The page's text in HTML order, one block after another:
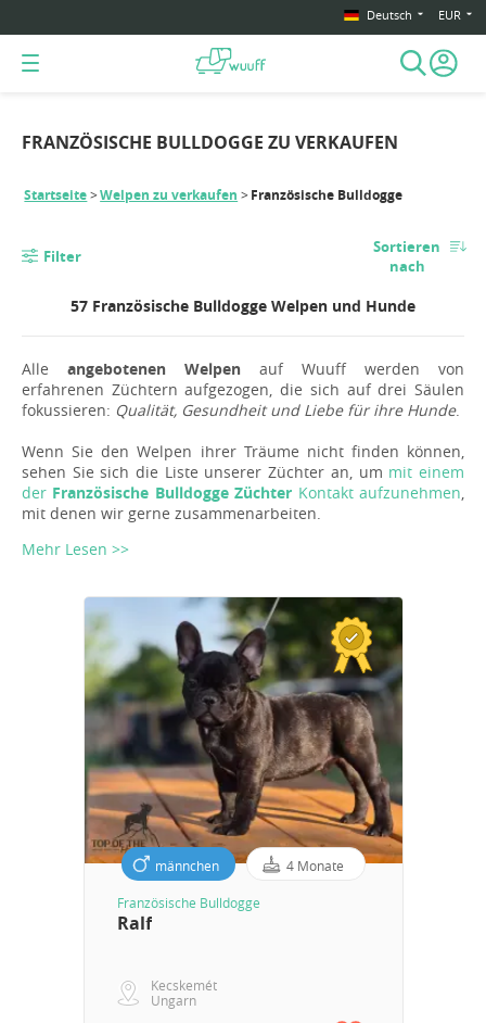
Deutsch EUR
FRANZÖSISCHE BULLDOGGE ZU VERKAUFEN
Startseite Welpen zu verkaufen Französische Bulldogge
Filter
Sortieren
nach
57 Französische Bulldogge Welpen und Hunde
Alle angebotenen Welpen auf Wuuff werden von
erfahrenen Züchtern aufgezogen, die sich auf drei Säulen
fokussieren: Qualität, Gesundheit und Liebe für ihre Hunde.
Wenn Sie den Welpen ihrer Träume nicht finden können,
sehen Sie sich die Liste unserer Züchter an, um mit einem
der Französische Bulldogge Züchter Kontakt aufzunehmen,
mit denen wir gerne zusammenarbeiten.
Mehr Lesen >>
männchen 4 Monate
Französische Bulldogge
Ralf
Kecskemét
Ungarn